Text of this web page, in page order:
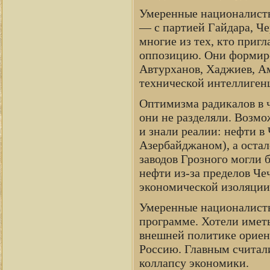
Умеренные
— с партией Гайдара,
многие из тех, кто
оппозицию. Они
Автурханов, Хаджиев,
технической
Оптимизма радикалов в
они не разделяли.
и знали реалии: нефти в
Азербайджаном), а
заводов Грозного могли
нефти из-за пределов
экономической
Умеренные
программе. Хотели
внешней политике
Россию. Главным
коллапсу экономики.